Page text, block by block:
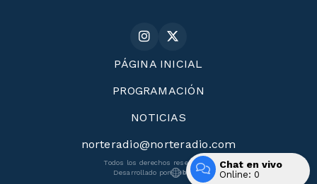
PÁGINA INICIAL
PROGRAMACIÓN
NOTICIAS
norteradio@norteradio.com
Todos los derechos reservados.
Desarrollado por
Chat en vivo
Online: 0